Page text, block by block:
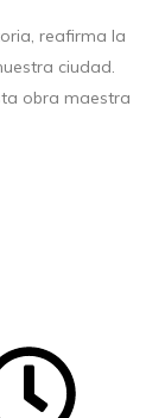
reafirma la
ciudad.
obra maestra